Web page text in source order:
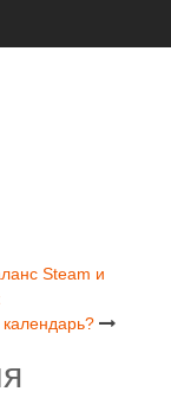
Steam и
календарь?